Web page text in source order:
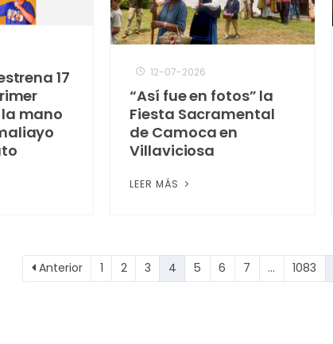
17
la mano
12-07-2026
“Así fue en fotos” la
Fiesta Sacramental
de Camoca en
Villaviciosa
LEER MÁS
Anterior 1 2 3 4 5 6 7 … 1083